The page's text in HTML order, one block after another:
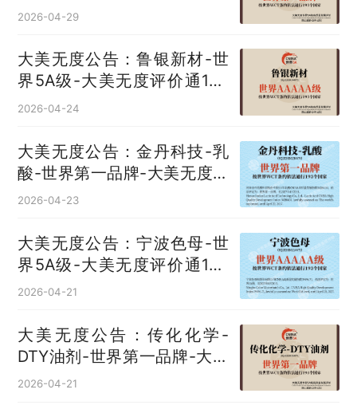
无度评价通193国
2026-04-29
大美无度公告：鲁银新材-世
界5A级-大美无度评价通193
国
2026-04-24
大美无度公告：金丹科技-乳
酸‌-世界第一品牌-大美无度评
价通193国
2026-04-23
大美无度公告：宁波色母-世
界5A级-大美无度评价通193
国
2026-04-21
大美无度公告：传化化学-
DTY油剂‌-世界第一品牌-大美
无度评价通193国
2026-04-21